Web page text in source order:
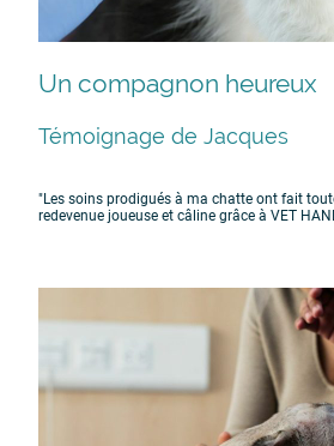
Un compagnon heureux
Témoignage de Jacques
"Les soins prodigués à ma chatte ont fait
redevenue joueuse et câline grâce à VET